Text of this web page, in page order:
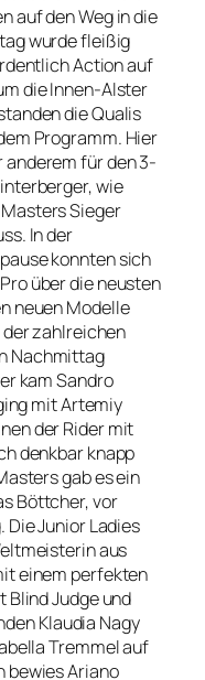
auf den Weg in die
wurde fleißig
Action auf
die Innen-Alster
die Qualis
Programm. Hier
für den 3-
wie
Sieger
In der
konnten sich
über die neusten
neuen Modelle
zahlreichen
Nachmittag
kam Sandro
mit Artemiy
der Rider mit
denkbar knapp
gab es ein
Böttcher, vor
Die Junior Ladies
aus
einem perfekten
Judge und
Klaudia Nagy
Tremmel auf
bewies Ariano